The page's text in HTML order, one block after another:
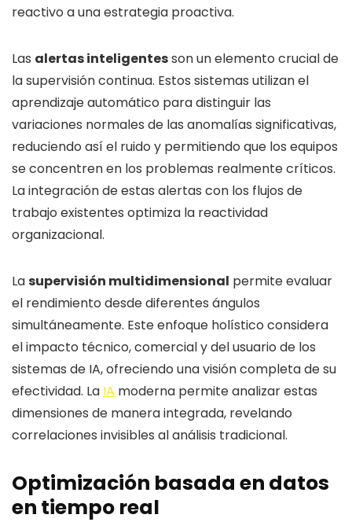
reactivo a una estrategia proactiva.
Las alertas inteligentesson un elemento crucial de
la supervisión continua. Estos sistemas utilizan el
aprendizaje automático para distinguir las
variaciones normales de las anomalías significativas,
reduciendo así el ruido y permitiendo que los equipos
se concentren en los problemas realmente críticos.
La integración de estas alertas con los flujos de
trabajo existentes optimiza la reactividad
organizacional.
Lasupervisión multidimensional permite evaluar
el rendimiento desde diferentes ángulos
simultáneamente. Este enfoque holístico considera
el impacto técnico, comercial y del usuario de los
sistemas de IA, ofreciendo una visión completa de su
efectividad. La IA moderna permite analizar estas
dimensiones de manera integrada, revelando
correlaciones invisibles al análisis tradicional.
Optimización basada en datos
en tiempo real